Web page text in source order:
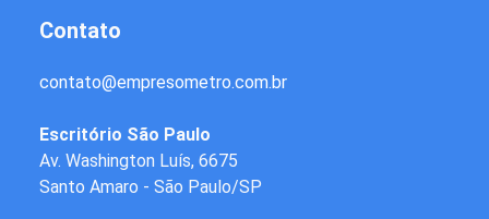
Contato
contato@empresometro.com.br
Escritório São Paulo
Av. Washington Luís, 6675
Santo Amaro - São Paulo/SP